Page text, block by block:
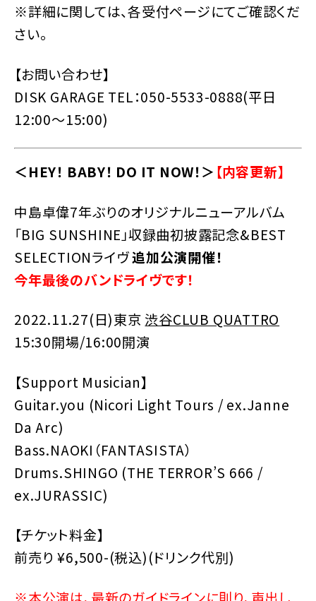
※詳細に関しては、各受付ページにてご確認くだ
さい。
【お問い合わせ】
DISK GARAGE TEL：050-5533-0888(平日
12:00〜15:00)
＜HEY！ BABY！ DO IT NOW！＞ 【内容更新】
中島卓偉7年ぶりのオリジナルニューアルバム
「BIG SUNSHINE」収録曲初披露記念&BEST
SELECTIONライヴ追加公演開催！
今年最後のバンドライヴです！
2022.11.27(日)東京 渋谷CLUB QUATTRO
15:30開場/16:00開演
【Support Musician】
Guitar.you (Nicori Light Tours / ex.Janne
Da Arc)
Bass.NAOKI（FANTASISTA）
Drums.SHINGO (THE TERROR’S 666 /
ex.JURASSIC)
【チケット料金】
前売り ¥6,500-(税込)(ドリンク代別)